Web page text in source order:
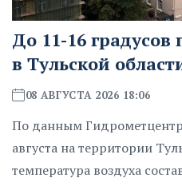
До 11-16
в Тульской
08 АВГУСТА 2026 18:06
По данным
августа на территории
температура воздуха